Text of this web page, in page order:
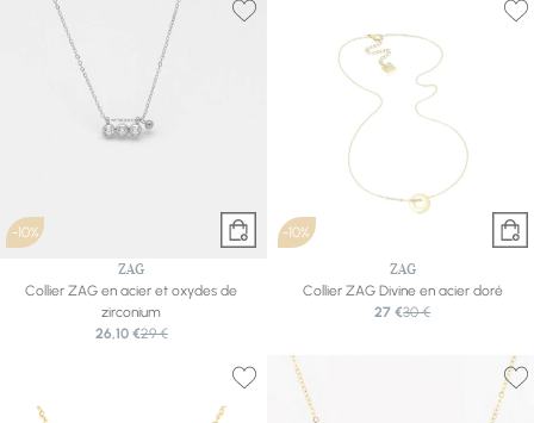
-10%
ZAG
Collier ZAG en acier et oxydes de
zirconium
26,10 €29 €
-10%
ZAG
Collier ZAG Divine en acier doré
27 €30 €